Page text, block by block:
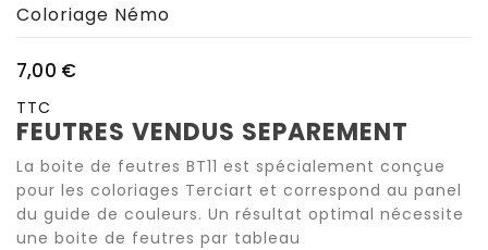
Coloriage Némo
7,00 €
TTC
FEUTRES VENDUS SEPAREMENT
La boite de feutres BT11 est spécialement conçue
pour les coloriages Terciart et correspond au panel
du guide de couleurs. Un résultat optimal nécessite
une boite de feutres par tableau